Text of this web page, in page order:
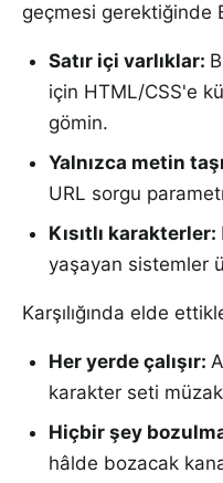
geçmesi gerektiğinde
Satır içi varlıklar:
için HTML/CSS'e
gömin.
Yalnızca metin
URL sorgu
Kısıtlı karakterler:
yaşayan sistemler
Karşılığında elde
Her yerde çalışır:
karakter seti
Hiçbir şey
hâlde bozacak